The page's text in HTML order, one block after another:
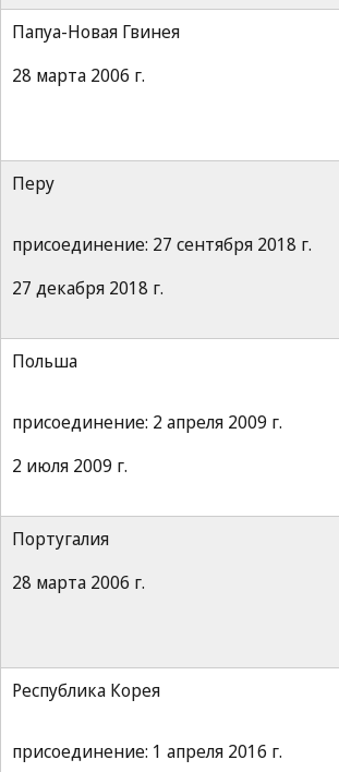
Папуа-Новая Гвинея
28 марта 2006 г.
Перу
присоединение: 27 сентября 2018 г.
27 декабря 2018 г.
Польша
присоединение: 2 апреля 2009 г.
2 июля 2009 г.
Португалия
28 марта 2006 г.
Республика Корея
присоединение: 1 апреля 2016 г.